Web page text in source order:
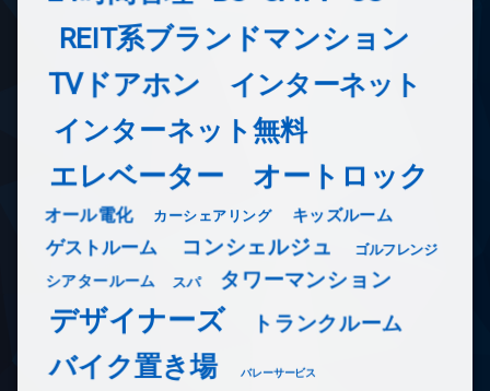
REIT系ブランドマンション
TVドアホン インターネット
インターネット無料
エレベーター オートロック
オール電化 カーシェアリング キッズルーム
ゲストルーム コンシェルジュ ゴルフレンジ
シアタールーム スパ タワーマンション
デザイナーズ トランクルーム
バイク置き場 バレーサービス